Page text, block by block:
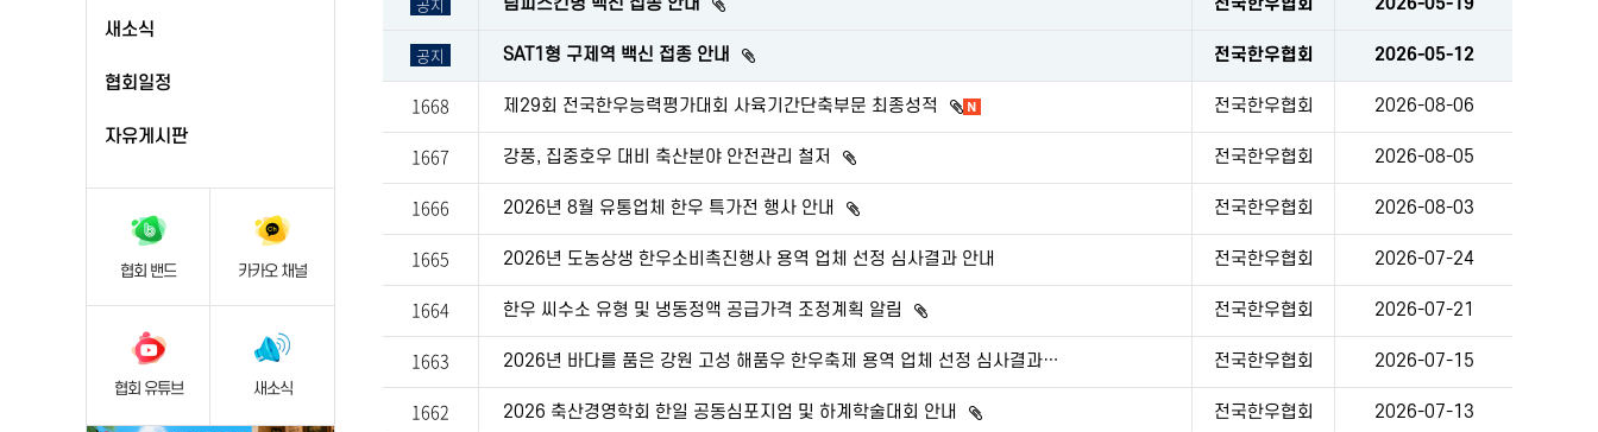
새소식
협회일정
자유게시판
협회 밴드 카카오 채널
협회 유튜브 새소식
럼피스킨병 백신 접종 안내 전국한우협회 2026-05-19
공지 SAT1형 구제역 백신 접종 안내 전국한우협회 2026-05-12
1668 제29회 전국한우능력평가대회 사육기간단축부문 최종성적
첨부파일이
전국한우협회 2026-08-06
1667 강풍, 집중호우 대비 축산분야 안전관리 철저 전국한우협회 2026-08-05
1666 2026년 8월 유통업체 한우 특가전 행사 안내 전국한우협회 2026-08-03
1665 2026년 도농상생 한우소비촉진행사 용역 업체 선정 심사결과 안내 전국한우협회 2026-07-24
1664 한우 씨수소 유형 및 냉동정액 공급가격 조정계획 알림 전국한우협회 2026-07-21
1663 2026년 바다를 품은 강원 고성 해품우 한우축제 용역 업체 선정 심사결과 안내 전국한우협회 2026-07-15
1662 2026 축산경영학회 한일 공동심포지엄 및 하계학술대회 안내 전국한우협회 2026-07-13